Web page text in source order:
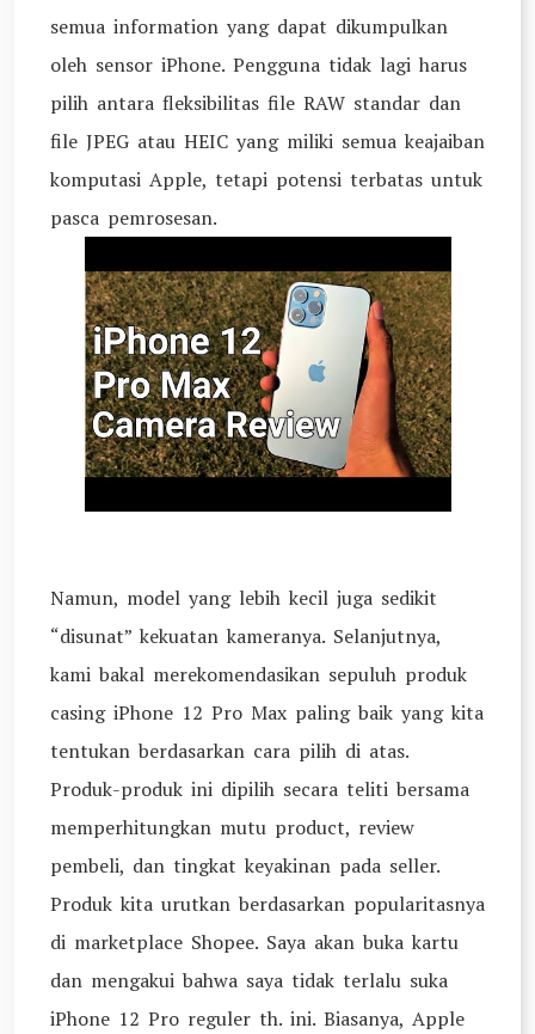
semua information yang dapat dikumpulkan
oleh sensor iPhone. Pengguna tidak lagi harus
pilih antara fleksibilitas file RAW standar dan
file JPEG atau HEIC yang miliki semua keajaiban
komputasi Apple, tetapi potensi terbatas untuk
pasca pemrosesan.
Namun, model yang lebih kecil juga sedikit
“disunat” kekuatan kameranya. Selanjutnya,
kami bakal merekomendasikan sepuluh produk
casing iPhone 12 Pro Max paling baik yang kita
tentukan berdasarkan cara pilih di atas.
Produk-produk ini dipilih secara teliti bersama
memperhitungkan mutu product, review
pembeli, dan tingkat keyakinan pada seller.
Produk kita urutkan berdasarkan popularitasnya
di marketplace Shopee. Saya akan buka kartu
dan mengakui bahwa saya tidak terlalu suka
iPhone 12 Pro reguler th. ini. Biasanya, Apple